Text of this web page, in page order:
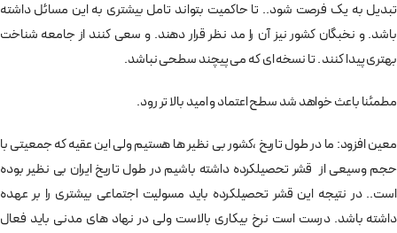
تبدیل به یک فرصت شود.. تا حاکمیت بتواند تامل بیشتری به این مسائل داشته
باشد. و نخبگان کشور نیز آن را مد نظر قرار دهند. و سعی کنند از جامعه شناخت
بهتری پیدا کنند . تا نسخه ای که می پیچند سطحی نباشد.
مطمئنا باعث خواهد شد سطح اعتماد و امید بالا تر رود.
معین افزود: ‌ما در طول تاریخ ،‌کشور بی نظیر ها هستیم ولی این عقیه که جمعیتی با
حجم وسیعی از قشر تحصیلکرده داشته باشیم در طول تاریخ ایران بی نظیر بوده
است.. در نتیجه این قشر تحصیلکرده باید مسولیت اجتماعی بیشتری را بر عهده
داشته باشد. درست است نرخ بیکاری بالاست ولی در نهاد های مدنی باید فعال